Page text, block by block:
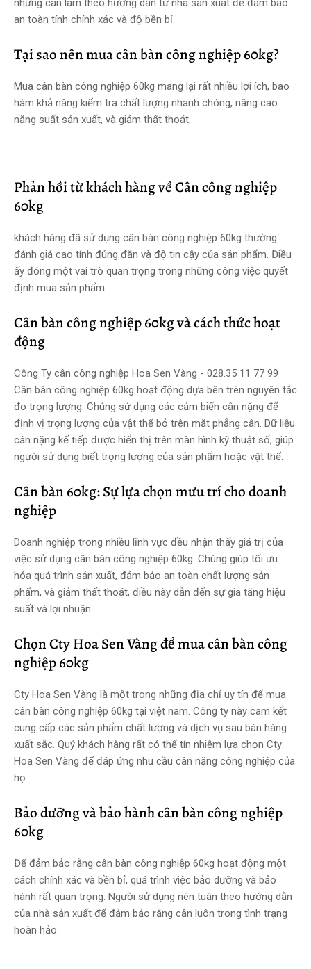
nhưng cần làm theo hướng dẫn từ nhà sản xuất để đảm bảo
an toàn tính chính xác và độ bền bỉ.
Tại sao nên mua cân bàn công nghiệp 60kg?
Mua cân bàn công nghiệp 60kg mang lại rất nhiều lợi ích, bao
hàm khả năng kiểm tra chất lượng nhanh chóng, nâng cao
năng suất sản xuất, và giảm thất thoát.
Phản hồi từ khách hàng về Cân công nghiệp
60kg
khách hàng đã sử dụng cân bàn công nghiệp 60kg thường
đánh giá cao tính đúng đắn và độ tin cậy của sản phẩm. Điều
ấy đóng một vai trò quan trọng trong những công việc quyết
định mua sản phẩm.
Cân bàn công nghiệp 60kg và cách thức hoạt
động
Công Ty cân công nghiệp Hoa Sen Vàng - 028.35 11 77 99
Cân bàn công nghiệp 60kg hoạt động dựa bên trên nguyên tắc
đo trọng lượng. Chúng sử dụng các cảm biến cân nặng để
định vị trọng lượng của vật thể bỏ trên mặt phẳng cân. Dữ liệu
cân nặng kế tiếp được hiển thị trên màn hình kỹ thuật số, giúp
người sử dụng biết trọng lượng của sản phẩm hoặc vật thể.
Cân bàn 60kg: Sự lựa chọn mưu trí cho doanh
nghiệp
Doanh nghiệp trong nhiều lĩnh vực đều nhận thấy giá trị của
việc sử dụng cân bàn công nghiệp 60kg. Chúng giúp tối ưu
hóa quá trình sản xuất, đảm bảo an toàn chất lượng sản
phẩm, và giảm thất thoát, điều này dẫn đến sự gia tăng hiệu
suất và lợi nhuận.
Chọn Cty Hoa Sen Vàng để mua cân bàn công
nghiệp 60kg
Cty Hoa Sen Vàng là một trong những địa chỉ uy tín để mua
cân bàn công nghiệp 60kg tại việt nam. Công ty này cam kết
cung cấp các sản phẩm chất lượng và dịch vụ sau bán hàng
xuất sắc. Quý khách hàng rất có thể tín nhiệm lựa chọn Cty
Hoa Sen Vàng để đáp ứng nhu cầu cân nặng công nghiệp của
họ.
Bảo dưỡng và bảo hành cân bàn công nghiệp
60kg
Để đảm bảo rằng cân bàn công nghiệp 60kg hoạt động một
cách chính xác và bền bỉ, quá trình việc bảo dưỡng và bảo
hành rất quan trọng. Người sử dụng nên tuân theo hướng dẫn
của nhà sản xuất để đảm bảo rằng cân luôn trong tình trạng
hoàn hảo.